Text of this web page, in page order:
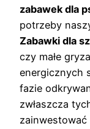
zabawek dla
potrzeby
Zabawki dla
czy małe
energicznych
fazie
zwłaszcza
zainwestować